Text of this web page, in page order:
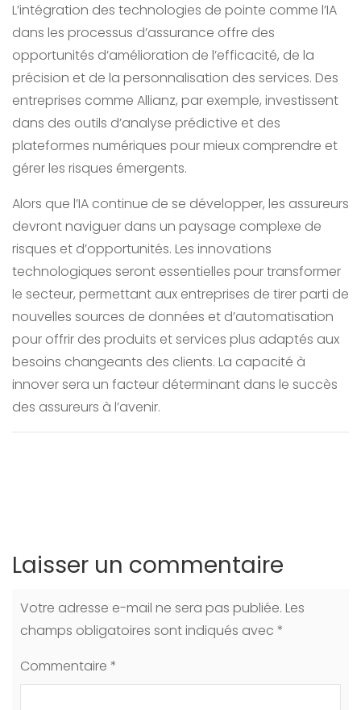
L’intégration des technologies de pointe comme l’IA
dans les processus d’assurance offre des
opportunités d’amélioration de l’efficacité, de la
précision et de la personnalisation des services. Des
entreprises comme Allianz, par exemple, investissent
dans des outils d’analyse prédictive et des
plateformes numériques pour mieux comprendre et
gérer les risques émergents.
Alors que l’IA continue de se développer, les assureurs
devront naviguer dans un paysage complexe de
risques et d’opportunités. Les innovations
technologiques seront essentielles pour transformer
le secteur, permettant aux entreprises de tirer parti de
nouvelles sources de données et d’automatisation
pour offrir des produits et services plus adaptés aux
besoins changeants des clients. La capacité à
innover sera un facteur déterminant dans le succès
des assureurs à l’avenir.
Laisser un commentaire
Votre adresse e-mail ne sera pas publiée. Les
champs obligatoires sont indiqués avec *
Commentaire *